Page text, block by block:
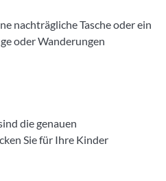
nachträgliche Tasche oder ein
oder Wanderungen
die genauen
Sie für Ihre Kinder